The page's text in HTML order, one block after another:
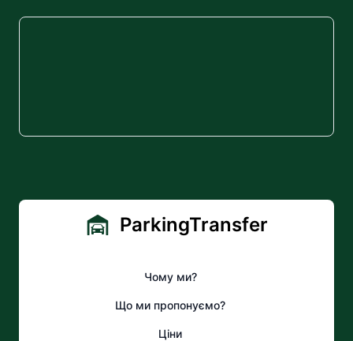
ParkingTransfer
Чому ми?
Що ми пропонуємо?
Ціни